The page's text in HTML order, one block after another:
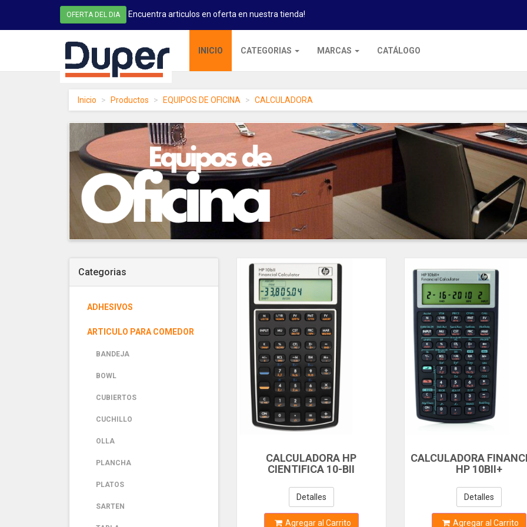
OFERTA DEL DIA Encuentra articulos en oferta en nuestra tienda!
INICIO CATEGORIAS MARCAS CATÁLOGO
Inicio Productos EQUIPOS DE OFICINA CALCULADORA
Categorias
ADHESIVOS
ARTICULO PARA COMEDOR
BANDEJA
BOWL
CUBIERTOS
CUCHILLO
OLLA
PLANCHA
PLATOS
SARTEN
CALCULADORA HP
CIENTIFICA 10-BII
Detalles
Agregar al Carrito
CALCULADORA
HP 10BII+
Detalles
Agregar al Carrito